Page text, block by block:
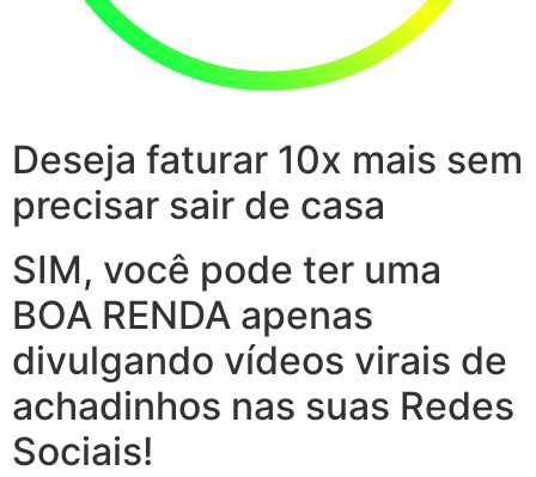
Deseja faturar 10x mais sem
precisar sair de casa
SIM, você pode ter uma
BOA RENDA apenas
divulgando vídeos virais de
achadinhos nas suas Redes
Sociais!